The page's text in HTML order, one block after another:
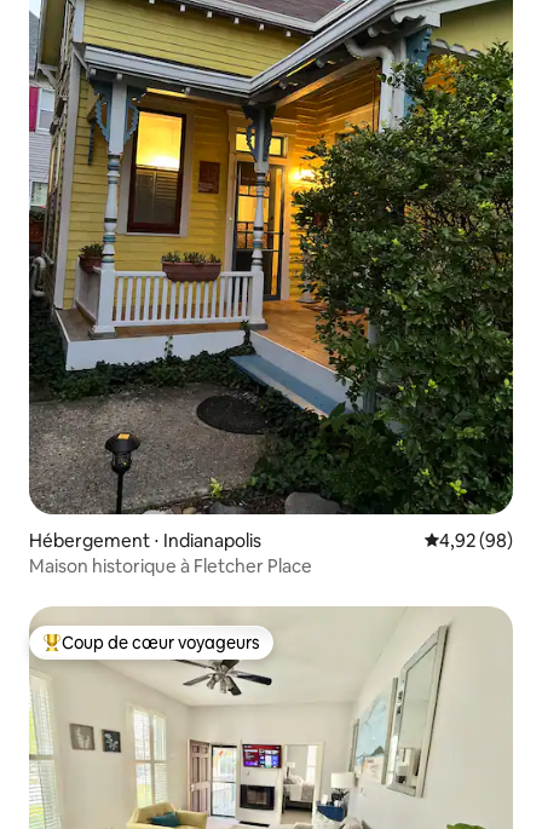
Hébergement ⋅ Indianapolis Évaluation
4,92 (98)
Maison historique à Fletcher Place
Coups de cœur voyageurs les plus appréciés
Coup de cœur voyageurs